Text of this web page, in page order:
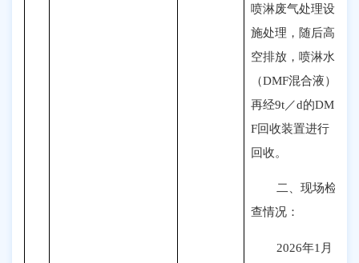
喷淋废气处理设
施处理 ，随后高
空排放，喷淋水
（DMF混合液）
再经9t／d的DM
F回收装置进行
回收。
二、 现场检
查情况：
2026年1月